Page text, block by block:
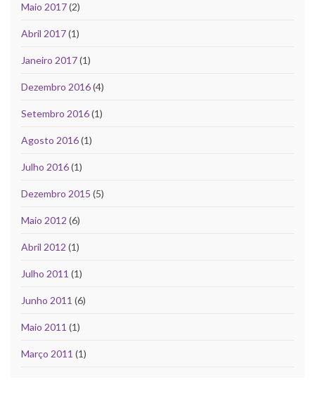
Maio 2017(2)
Abril 2017(1)
Janeiro 2017(1)
Dezembro 2016(4)
Setembro 2016(1)
Agosto 2016(1)
Julho 2016(1)
Dezembro 2015 (5)
Maio 2012 (6)
Abril 2012 (1)
Julho 2011 (1)
Junho 2011 (6)
Maio 2011 (1)
Março 2011 (1)